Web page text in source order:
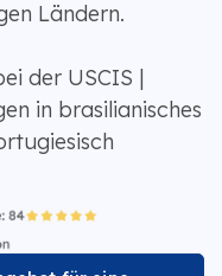
Ländern.
der USCIS |
in brasilianisches